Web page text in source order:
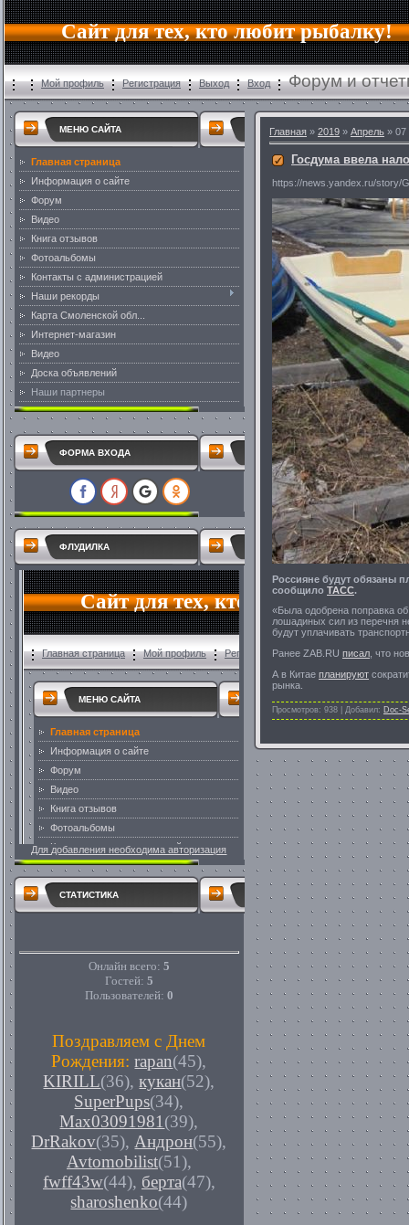
Сайт для тех, кто любит рыбалку!
Мой профиль Регистрация Выход Вход Форум и
МЕНЮ САЙТА
Главная страница
Информация о сайте
Форум
Видео
Книга отзывов
Фотоальбомы
Контакты с администрацией
Наши рекорды
Карта Смоленской обл...
Интернет-магазин
Видео
Доска объявлений
Наши партнеры
ФОРМА ВХОДА
ФЛУДИЛКА
Для добавления необходима авторизация
СТАТИСТИКА
Онлайн всего: 5
Гостей: 5
Пользователей: 0
Поздравляем с Днем
Рождения:rapan(45),
KIRILL(36),кукан(52),
SuperPups(34),
Max03091981 (39),
DrRakov(35), Андрон(55),
Avtomobilist(51),
fwff43w(44), берта(47),
sharoshenko(44)
Главная » 2019 » Апрель » 07
Госдума ввела
https://news.yandex.ru/story/
Россияне будут обязаны
сообщило ТАСС.
«Была одобрена поправка
лошадиных сил из перечня
будут уплачивать
Ранее ZAB.RU писал , что
А в Китае планируют
рынка.
Просмотров: 938 Добавил: Doc-